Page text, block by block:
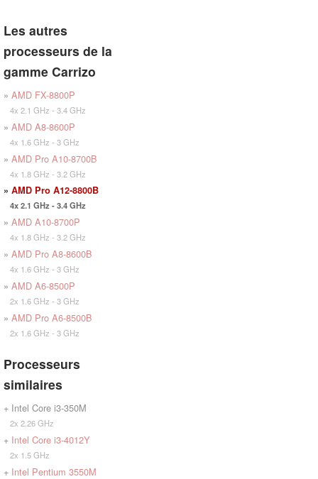
Les autres
processeurs de la
gamme Carrizo
» AMD FX-8800P
4x 2.1 GHz - 3.4 GHz
» AMD A8-8600P
4x 1.6 GHz - 3 GHz
» AMD Pro A10-8700B
4x 1.8 GHz - 3.2 GHz
» AMD Pro A12-8800B
4x 2.1 GHz - 3.4 GHz
» AMD A10-8700P
4x 1.8 GHz - 3.2 GHz
» AMD Pro A8-8600B
4x 1.6 GHz - 3 GHz
» AMD A6-8500P
2x 1.6 GHz - 3 GHz
» AMD Pro A6-8500B
2x 1.6 GHz - 3 GHz
Processeurs
similaires
+ Intel Core i3-350M
2x 2.26 GHz
+ Intel Core i3-4012Y
2x 1.5 GHz
+ Intel Pentium 3550M